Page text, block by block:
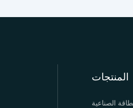
المنتجات
الصناعية